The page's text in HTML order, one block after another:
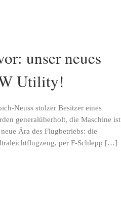
unser neues
Utility!
Neuss stolzer Besitzer eines
generalüberholt, die Maschine ist
Ära des Flugbetriebs: die
per F-Schlepp […]